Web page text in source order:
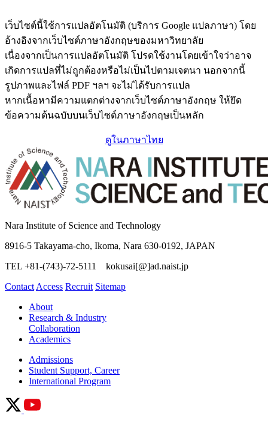
เว็บไซต์นี้ใช้การแปลอัตโนมัติ (บริการ Google แปลภาษา) โดย
อ้างอิงจากเว็บไซต์ภาษาอังกฤษของมหาวิทยาลัย
เนื่องจากเป็นการแปลอัตโนมัติ โปรดใช้งานโดยเข้าใจว่าอาจ
เกิดการแปลที่ไม่ถูกต้องหรือไม่เป็นไปตามเจตนา นอกจากนี้
รูปภาพและไฟล์ PDF ฯลฯ จะไม่ได้รับการแปล
หากเนื้อหามีความแตกต่างจากเว็บไซต์ภาษาอังกฤษ ให้ยึด
ข้อความต้นฉบับบนเว็บไซต์ภาษาอังกฤษเป็นหลัก
ดูในภาษาไทย
Nara Institute of Science and Technology
8916-5 Takayama-cho, Ikoma, Nara 630-0192, JAPAN
TEL +81-(743)-72-5111 kokusai[@]ad.naist.jp
Contact Access Recruit Sitemap
About
Research & Industry
Collaboration
Academics
Admissions
Student Support, Career
International Program